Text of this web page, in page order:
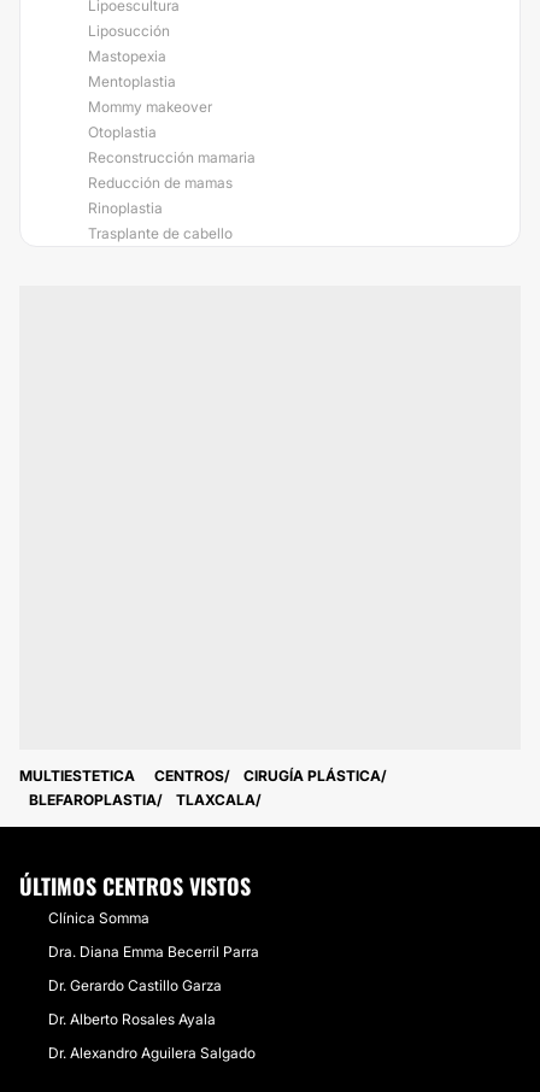
Lipoescultura
Liposucción
Mastopexia
Mentoplastia
Mommy makeover
Otoplastia
Reconstrucción mamaria
Reducción de mamas
Rinoplastia
Trasplante de cabello
MULTIESTETICA CENTROS
CIRUGÍA PLÁSTICA
BLEFAROPLASTIA
TLAXCALA
ÚLTIMOS CENTROS VISTOS
Clínica Somma
Dra. Diana Emma Becerril Parra
Dr. Gerardo Castillo Garza
​Dr. Alberto Rosales Ayala
Dr. Alexandro Aguilera Salgado